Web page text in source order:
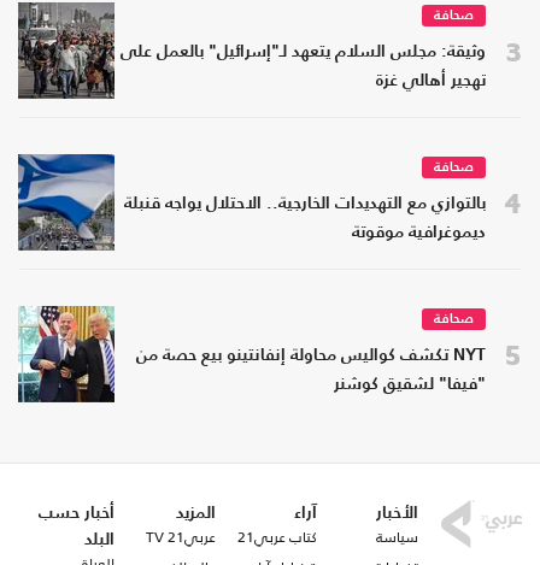
3
صحافة
وثيقة: مجلس السلام يتعهد لـ"إسرائيل" بالعمل على
تهجير أهالي غزة
4
صحافة
بالتوازي مع التهديدات الخارجية.. الاحتلال يواجه قنبلة
ديموغرافية موقوتة
5
صحافة
NYT تكشف كواليس محاولة إنفانتينو بيع حصة من
"فيفا" لشقيق كوشنر
الأخبار
سياسة
آراء
كتاب عربي21
المزيد
عربي21 TV
أخبار حسب
البلد